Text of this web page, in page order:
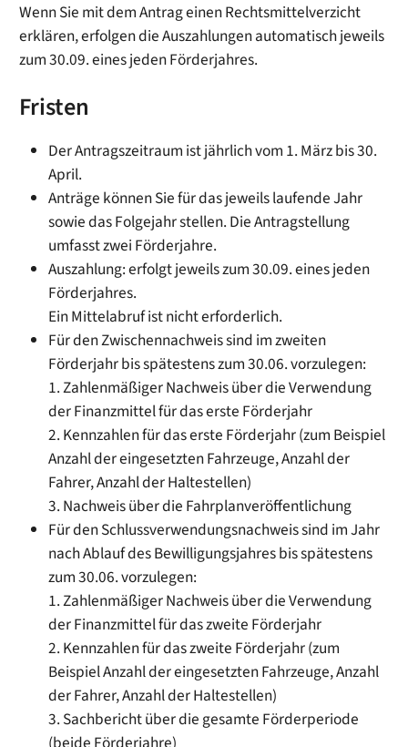
Wenn Sie mit dem Antrag einen Rechtsmittelverzicht
erklären, erfolgen die Auszahlungen automatisch jeweils
zum 30.09. eines jeden Förderjahres.
Fristen
Der Antragszeitraum ist jährlich vom 1. März bis 30.
April.
Anträge können Sie für das jeweils laufende Jahr
sowie das Folgejahr stellen. Die Antragstellung
umfasst zwei Förderjahre.
Auszahlung: erfolgt jeweils zum 30.09. eines jeden
Förderjahres.
Ein Mittelabruf ist nicht erforderlich.
Für den Zwischennachweis sind im zweiten
Förderjahr bis spätestens zum 30.06. vorzulegen:
1. Zahlenmäßiger Nachweis über die Verwendung
der Finanzmittel für das erste Förderjahr
2. Kennzahlen für das erste Förderjahr (zum Beispiel
Anzahl der eingesetzten Fahrzeuge, Anzahl der
Fahrer, Anzahl der Haltestellen)
3. Nachweis über die Fahrplanveröffentlichung
Für den Schlussverwendungsnachweis sind im Jahr
nach Ablauf des Bewilligungsjahres bis spätestens
zum 30.06. vorzulegen:
1. Zahlenmäßiger Nachweis über die Verwendung
der Finanzmittel für das zweite Förderjahr
2. Kennzahlen für das zweite Förderjahr (zum
Beispiel Anzahl der eingesetzten Fahrzeuge, Anzahl
der Fahrer, Anzahl der Haltestellen)
3. Sachbericht über die gesamte Förderperiode